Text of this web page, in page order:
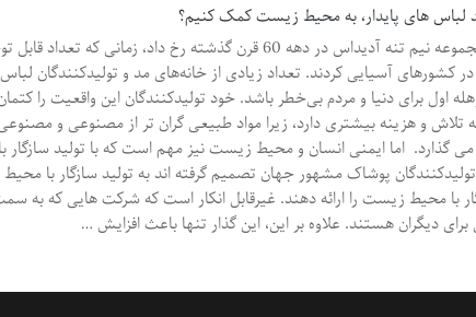
لباس های پایدار، به محیط زیست کمک کنیم؟
مد اکولوژیک دقیقا چیست؟ اولین رونق فشن اکو در مجموعه نیم تنه آدیداس در دهه 60 قرن گذشته رخ داد، زمانی که
کشورهای آسیایی کردند. تعداد زیادی از خانه‌های مد و تولیدکنندگان
وهله اول برای دنیا و مردم بی‌خطر باشد. خود تولیدکنندگان این واقعیت را
تلاش و هزینه بیشتری دارد، زیرا مواد طبیعی گران تر از مصنوعی و
گذارد. اما ایمنی انسان و محیط زیست نیز مهم است که با تولید سازگار
پوشاک مشهور جهان تصمیم گرفته اند به تولید سازگار با
با محیط زیست را ارائه دهند. غیرقابل انکار است که شرکت هایی که به
دیگران هستند. علاوه بر این، این گذار تنها باعث افزایش …